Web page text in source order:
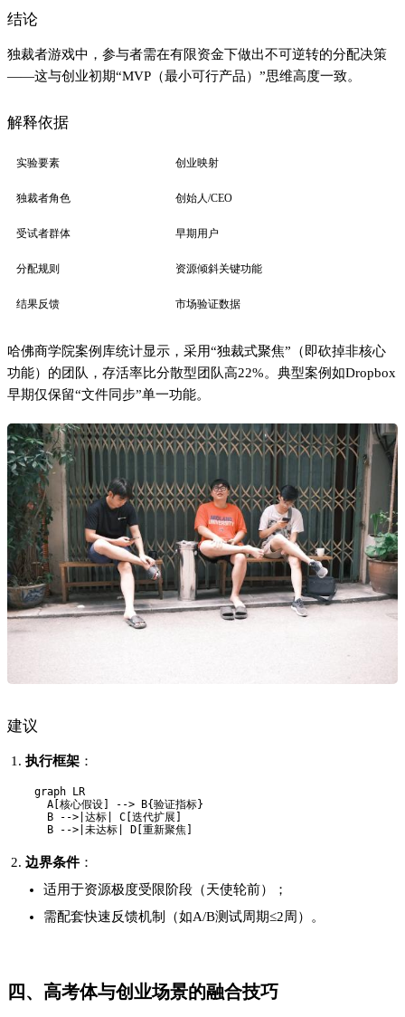
结论
独裁者游戏中，参与者需在有限资金下做出不可逆转的分配决策
——这与创业初期“MVP（最小可行产品）”思维高度一致。
解释依据
实验要素 创业映射
独裁者角色 创始人/CEO
受试者群体 早期用户
分配规则 资源倾斜关键功能
结果反馈 市场验证数据
哈佛商学院案例库统计显示，采用“独裁式聚焦”（即砍掉非核心
功能）的团队，存活率比分散型团队高22%。典型案例如Dropbox
早期仅保留“文件同步”单一功能。
建议
执行框架 ：
graph LR
  A[核心假设] --> B{验证指标}
  B -->|达标| C[迭代扩展]
边界条件：
适用于资源极度受限阶段（天使轮前）；
需配套快速反馈机制（如A/B测试周期≤2周）。
四、高考体与创业场景的融合技巧